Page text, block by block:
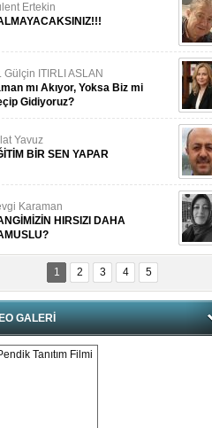
Ertekin
Gülçin ITIRLI ASLAN
mı Akıyor, Yoksa Biz mi
Gidiyoruz?
Yavuz
BİR SEN YAPAR
Karaman
HIRSIZI DAHA
Dr. Cahit Kurbanoğlu
Saçak Akbulut
KERHANE!
1 2 3 4 5
GALERİ